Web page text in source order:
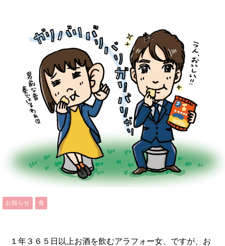
お知らせ 食
１年３６５日以上お酒を飲むアラフォー女、ですが、お